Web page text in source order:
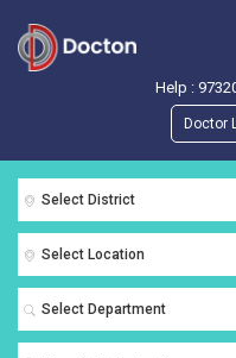
Help :
Doctor
Select District
Select Location
Select Department